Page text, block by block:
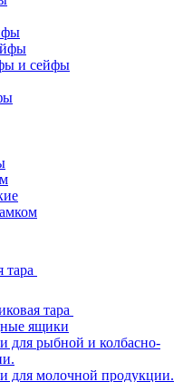
и сейфы
тара
тара
ящики
для рыбной и колбасно-
для молочной продукции.